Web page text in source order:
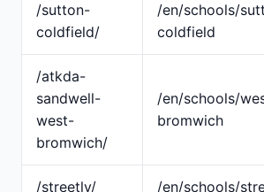
/sutton-
coldfield/
/en/schools/
coldfield
/atkda-
sandwell-
west-
bromwich/
/en/schools/
bromwich
/streetly/ /en/schools/